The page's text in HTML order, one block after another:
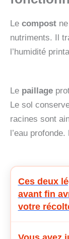
Le compost
nutriments. Il
l’humidité
Le paillage
Le sol
racines sont
l’eau
Ces deux
avant fin
votre